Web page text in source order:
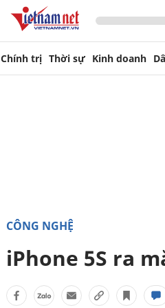
Chính trị Thời sự Kinh doanh
CÔNG NGHỆ
iPhone 5S ra